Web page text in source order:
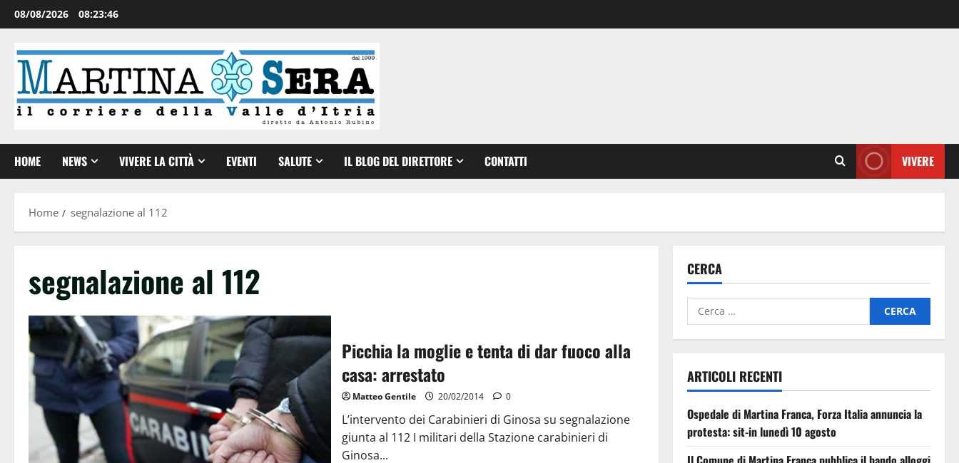
08/08/2026 08:23:46
HOME NEWS VIVERE LA CITTÀ EVENTI SALUTE IL BLOG DEL DIRETTORE CONTATTI VIVERE
Home segnalazione al 112
segnalazione al 112
Picchia la moglie e tenta di dar fuoco alla
casa: arrestato
Matteo Gentile 20/02/2014 0
L’intervento dei Carabinieri di Ginosa su segnalazione
giunta al 112 I militari della Stazione carabinieri di
Ginosa...
CERCA
ARTICOLI RECENTI
Ospedale di Martina Franca, Forza Italia annuncia la
protesta: sit-in lunedì 10 agosto